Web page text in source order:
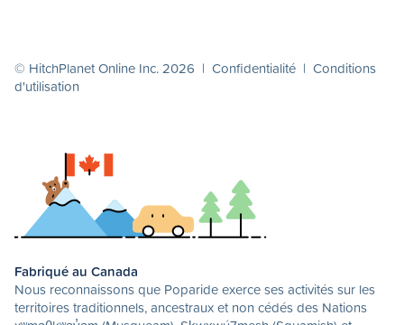
© HitchPlanet Online Inc. 2026 | Confidentialité | Conditions
d'utilisation
Fabriqué au Canada
Nous reconnaissons que Poparide exerce ses activités sur les
territoires traditionnels, ancestraux et non cédés des Nations